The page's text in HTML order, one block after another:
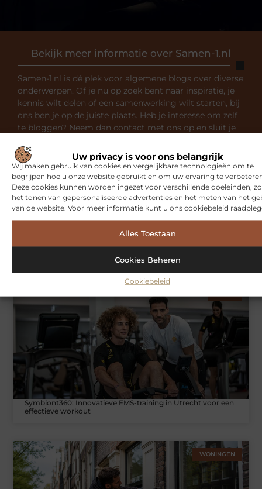
Uw privacy is voor ons belangrijk
Wij maken gebruik van cookies en vergelijkbare technologieën om te
begrijpen hoe u onze website gebruikt en om uw ervaring te
Deze cookies kunnen worden ingezet voor verschillende doeleinden,
het tonen van gepersonaliseerde advertenties en het meten van het
van de website. Voor meer informatie kunt u ons cookiebeleid
Alles Toestaan
Cookies Beheren
Cookiebeleid
Bekijk meer informatie over Samen-1.nl
Samen-1.nl is dé plek voor algemene blogs over diverse
onderwerpen. Of je nu op zoek bent naar inspiratie, je
kennis wilt delen of een samenwerking wilt starten, bij
ons ben je op de juiste plaats. Heb je interesse om zelf
te bloggen? Neem dan contact met ons op en sluit je
Over ons Ons team
Gerelateerde artikelendie u
mogelijk interesseren
Symbiont360: Innovatieve EMS-training in Utrecht voor een
effectieve workout
WONINGEN